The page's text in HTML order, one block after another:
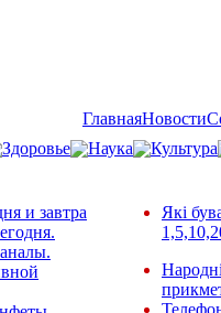
ГлавнаяНовости
Здоровье Наука Культура
и завтра
Які